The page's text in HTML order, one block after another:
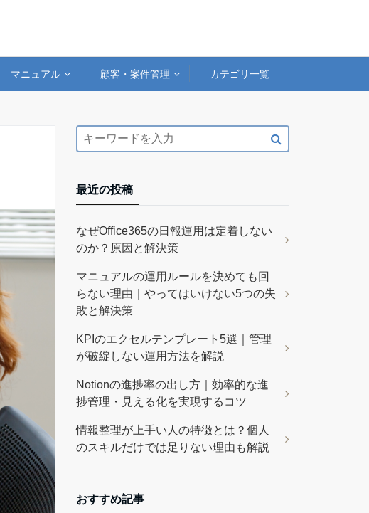
マニュアル 顧客・案件管理 カテゴリ一覧
最近の投稿
なぜOffice365の日報運用は定着しない
のか？原因と解決策
マニュアルの運用ルールを決めても回
らない理由｜やってはいけない5つの失
敗と解決策
KPIのエクセルテンプレート5選｜管理
が破綻しない運用方法を解説
Notionの進捗率の出し方｜効率的な進
捗管理・見える化を実現するコツ
情報整理が上手い人の特徴とは？個人
のスキルだけでは足りない理由も解説
おすすめ記事